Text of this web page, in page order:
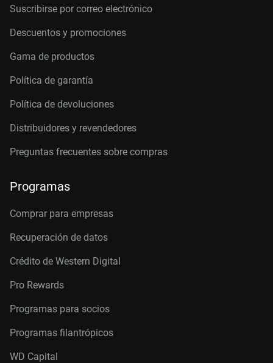
Suscribirse por correo electrónico
Descuentos y promociones
Gama de productos
Política de garantía
Política de devoluciones
Distribuidores y revendedores
Preguntas frecuentes sobre compras
Programas
Comprar para empresas
Recuperación de datos
Crédito de Western Digital
Pro Rewards
Programas para socios
Programas filantrópicos
WD Capital